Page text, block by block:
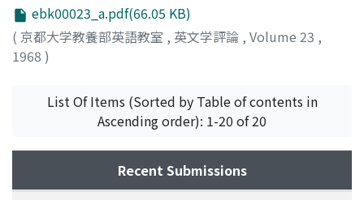
ebk00023_a.pdf(66.05 KB)
( 京都大学教養部英語教室 , 英文学評論 , Volume 23 ,
1968 )
List Of Items (Sorted by Table of contents in
Ascending order): 1-20 of 20
Recent Submissions